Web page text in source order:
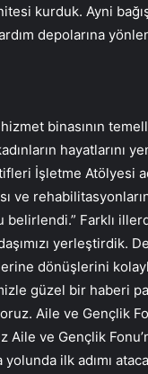
kurduk. Ayni
depolarına
binasının
hayatlarını
İşletme Atölyesi
ve
Farklı
yerleştirdik.
dönüşlerini
güzel bir haberi
Aile ve Gençlik
Aile ve Gençlik
yolunda ilk adımı